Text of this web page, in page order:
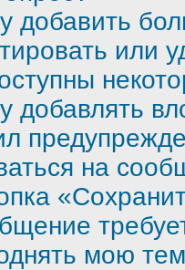
добавить
или
добавлять
на
мою